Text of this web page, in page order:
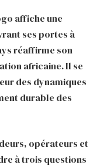
affiche une
ses portes à
réaffirme son
africaine. Il se
des dynamiques
durable des
opérateurs et
à trois questions